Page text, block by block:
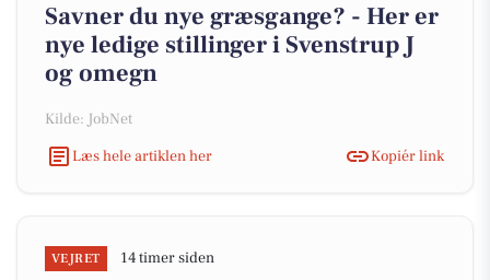
Savner du nye græsgange? - Her er
nye ledige stillinger i Svenstrup J
og omegn
Kilde: JobNet
Læs hele artiklen her
Kopiér link
VEJRET 14 timer siden